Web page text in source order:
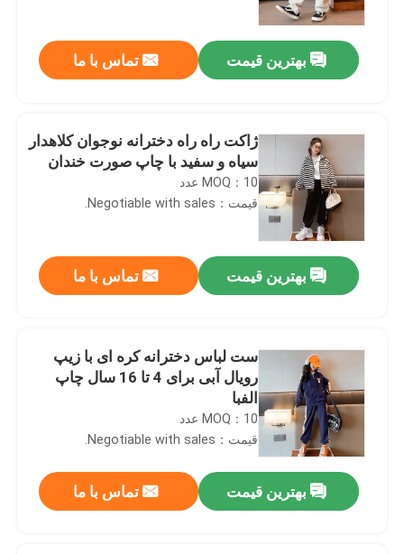
بهترین قیمت تماس با ما
ژاکت راه راه دخترانه نوجوان کلاهدار
سیاه و سفید با چاپ صورت خندان
MOQ：10 عدد
قیمت：Negotiable with sales.
بهترین قیمت تماس با ما
ست لباس دخترانه کره ای با زیپ
رویال آبی برای 4 تا 16 سال چاپ
الفبا
MOQ：10 عدد
قیمت：Negotiable with sales.
بهترین قیمت تماس با ما